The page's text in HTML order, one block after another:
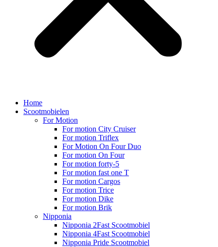
Home
Scootmobielen
For Motion
For motion City Cruiser
For motion Triflex
For Motion On Four Duo
For motion On Four
For motion forty-5
For motion fast one T
For motion Cargos
For motion Trice
For motion Dike
For motion Brik
Nipponia
Nipponia 2Fast Scootmobiel
Nipponia 4Fast Scootmobiel
Nipponia Pride Scootmobiel